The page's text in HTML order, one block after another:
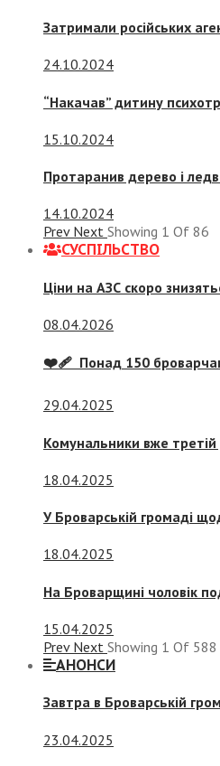
Затримали російських
24.10.2024
“Накачав” дитину
15.10.2024
Протаранив дерево і
14.10.2024
Prev Next Showing 1 Of 86
СУСПIЛЬСТВО
Ціни на АЗС скоро
08.04.2026
❤️‍🩹 Понад 150
29.04.2025
Комунальники вже
18.04.2025
У Броварській громаді
18.04.2025
На Броварщині чоловік
15.04.2025
Prev Next Showing 1 Of 588
АНОНСИ
Завтра в Броварській
23.04.2025